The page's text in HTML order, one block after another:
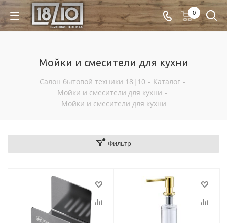
0
Мойки и смесители для кухни
Салон бытовой техники 18|10 - Каталог -
Мойки и смесители для кухни -
Мойки и смесители для кухни
Фильтр